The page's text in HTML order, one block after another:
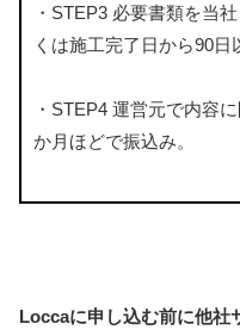
・STEP3 必要書類を当
くは施工完了日から90日
・STEP4 運営元で内容
か月ほどで振込み。
Loccaに申し込む前に他社